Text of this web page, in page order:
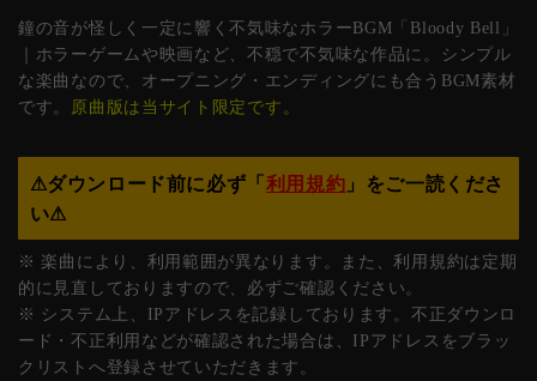
鐘の音が怪しく一定に響く不気味なホラーBGM「Bloody Bell」
｜ホラーゲームや映画など、不穏で不気味な作品に。シンプル
な楽曲なので、オープニング・エンディングにも合うBGM素材
です。 原曲版は当サイト限定です。
⚠︎ダウンロード前に必ず「 利用規約 」をご一読くださ
い⚠︎
※ 楽曲により、利用範囲が異なります。また、利用規約は定期
的に見直しておりますので、必ずご確認ください。
※ システム上、IPアドレスを記録しております。不正ダウンロ
ード・不正利用などが確認された場合は、IPアドレスをブラッ
クリストへ登録させていただきます。